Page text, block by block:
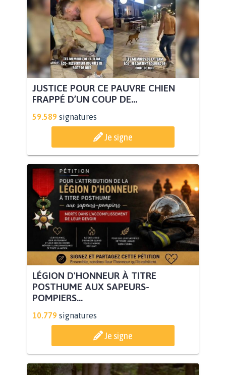
JUSTICE POUR CE PAUVRE CHIEN
FRAPPÉ D’UN COUP DE...
59.589 signatures
Je signe
LÉGION D'HONNEUR À TITRE
POSTHUME AUX SAPEURS-
POMPIERS...
10.779 signatures
Je signe